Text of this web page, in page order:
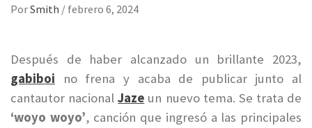
PorSmith / febrero 6, 2024
Después de haber alcanzado un brillante 2023,
gabiboi no frena y acaba de publicar junto al
cantautor nacionalJaze un nuevo tema. Se trata de
‘woyo woyo’, canción que ingresó a las principales